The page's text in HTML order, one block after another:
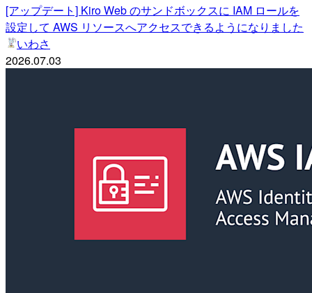
[アップデート] Kiro Web のサンドボックスに IAM ロールを
設定して AWS リソースへアクセスできるようになりました
いわさ
2026.07.03